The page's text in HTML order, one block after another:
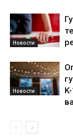
Новости
Новости